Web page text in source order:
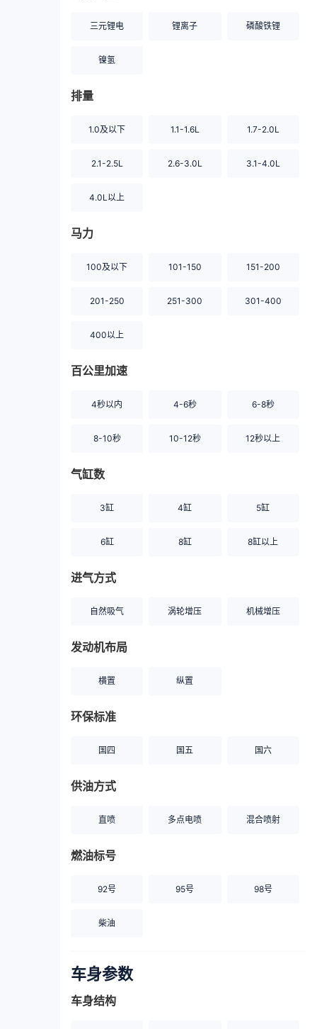
三元锂电 锂离子 磷酸铁锂
镍氢
排量
1.0及以下 1.1-1.6L 1.7-2.0L
2.1-2.5L 2.6-3.0L 3.1-4.0L
4.0L以上
马力
100及以下 101-150 151-200
201-250 251-300 301-400
400以上
百公里加速
4秒以内 4-6秒 6-8秒
8-10秒 10-12秒 12秒以上
气缸数
3缸 4缸 5缸
6缸 8缸 8缸以上
进气方式
自然吸气 涡轮增压 机械增压
发动机布局
横置 纵置
环保标准
国四 国五 国六
供油方式
直喷 多点电喷 混合喷射
燃油标号
92号 95号 98号
柴油
车身参数
车身结构